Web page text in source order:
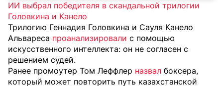
ИИ выбрал победителя в скандальной трилогии
Головкина и Канело
Трилогию Геннадия Головкина и Сауля Канело
Альвареса проанализировали с помощью
искусственного интеллекта: он не согласен с
решением судей.
Ранее промоутер Том Леффлер назвал боксера,
который может повторить путь казахстанской